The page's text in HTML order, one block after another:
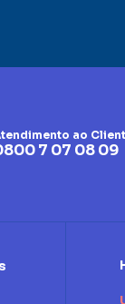
ao
7 07 08 09